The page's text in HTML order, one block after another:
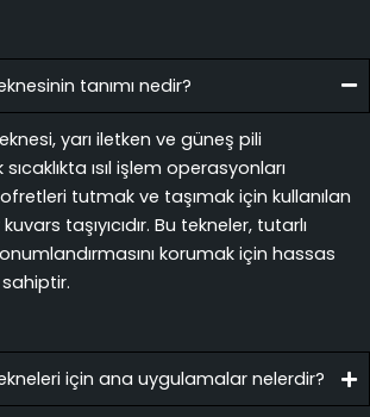
tanımı nedir?
yarı iletken ve güneş pili
ısıl işlem operasyonları
tutmak ve taşımak için kullanılan
taşıyıcıdır. Bu tekneler, tutarlı
korumak için hassas
için ana uygulamalar nelerdir?